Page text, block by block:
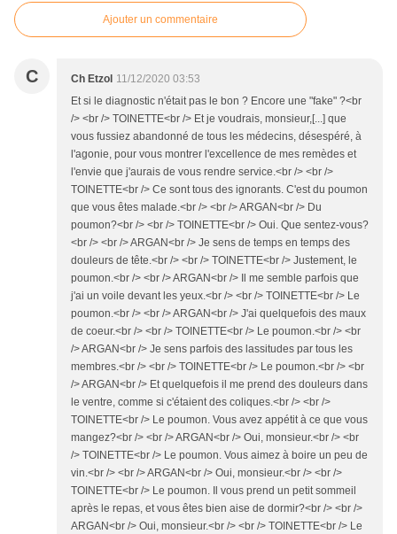
Ajouter un commentaire
C Ch Etzol 11/12/2020 03:53
Et si le diagnostic n'était pas le bon ? Encore une "fake" ?<br
/> <br /> TOINETTE<br /> Et je voudrais, monsieur,[...] que
vous fussiez abandonné de tous les médecins, désespéré, à
l'agonie, pour vous montrer l'excellence de mes remèdes et
l'envie que j'aurais de vous rendre service.<br /> <br />
TOINETTE<br /> Ce sont tous des ignorants. C'est du poumon
que vous êtes malade.<br /> <br /> ARGAN<br /> Du
poumon?<br /> <br /> TOINETTE<br /> Oui. Que sentez-vous?
<br /> <br /> ARGAN<br /> Je sens de temps en temps des
douleurs de tête.<br /> <br /> TOINETTE<br /> Justement, le
poumon.<br /> <br /> ARGAN<br /> Il me semble parfois que
j'ai un voile devant les yeux.<br /> <br /> TOINETTE<br /> Le
poumon.<br /> <br /> ARGAN<br /> J'ai quelquefois des maux
de coeur.<br /> <br /> TOINETTE<br /> Le poumon.<br /> <br
/> ARGAN<br /> Je sens parfois des lassitudes par tous les
membres.<br /> <br /> TOINETTE<br /> Le poumon.<br /> <br
/> ARGAN<br /> Et quelquefois il me prend des douleurs dans
le ventre, comme si c'étaient des coliques.<br /> <br />
TOINETTE<br /> Le poumon. Vous avez appétit à ce que vous
mangez?<br /> <br /> ARGAN<br /> Oui, monsieur.<br /> <br
/> TOINETTE<br /> Le poumon. Vous aimez à boire un peu de
vin.<br /> <br /> ARGAN<br /> Oui, monsieur.<br /> <br />
TOINETTE<br /> Le poumon. Il vous prend un petit sommeil
après le repas, et vous êtes bien aise de dormir?<br /> <br />
ARGAN<br /> Oui, monsieur.<br /> <br /> TOINETTE<br /> Le